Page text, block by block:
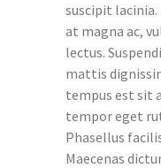
suscipit lacinia.
at magna ac,
lectus.
mattis
tempus est sit
tempor eget
Phasellus
Maecenas